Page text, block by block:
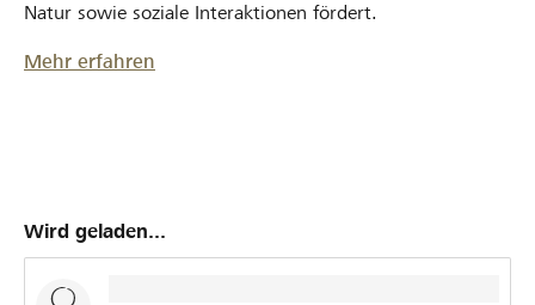
Natur sowie soziale Interaktionen fördert.
Mehr erfahren
Wird geladen...